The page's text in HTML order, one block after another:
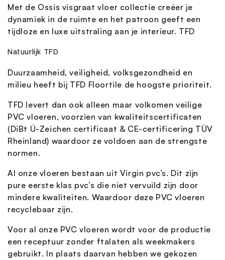
Met de Ossis visgraat vloer collectie creëer je
dynamiek in de ruimte en het patroon geeft een
tijdloze en luxe uitstraling aan je interieur. TFD
Natuurlijk TFD
Duurzaamheid, veiligheid, volksgezondheid en
milieu heeft bij TFD Floortile de hoogste prioriteit.
TFD levert dan ook alleen maar volkomen veilige
PVC vloeren, voorzien van kwaliteitscertificaten
(DiBt Ü-Zeichen certificaat & CE-certificering TÜV
Rheinland) waardoor ze voldoen aan de strengste
normen.
Al onze vloeren bestaan uit Virgin pvc’s. Dit zijn
pure eerste klas pvc’s die niet vervuild zijn door
mindere kwaliteiten. Waardoor deze PVC vloeren
recyclebaar zijn.
Voor al onze PVC vloeren wordt voor de productie
een receptuur zonder ftalaten als weekmakers
gebruikt. In plaats daarvan hebben we gekozen